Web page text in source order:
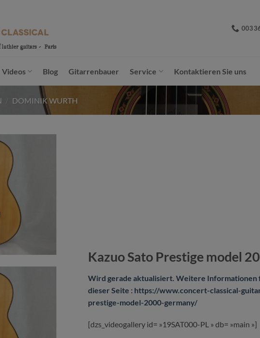
Videos Blog Gitarrenbauer Service Kontaktieren Sie uns
DOMINIK WURTH
Kazuo Sato Prestige model
Wird gerade aktualisiert. Weitere Informationen
dieser Seite : https://www.concert-classical-
prestige-model-2000-germany/
[dzs_videogallery id= »19SAT000-PL » db= »main »]